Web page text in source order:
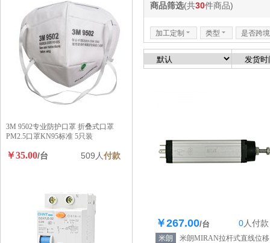
商品筛选(共30件商品)
加工定制 6 类型 6 是否跨
库存1000个
￥267.00/台 0人付款
米朗
米朗MIRAN拉杆式直线位移
3M 9502专业防护口罩 折叠式口罩
PM2.5口罩KN95标准 5只装
￥35.00/台 509人付款